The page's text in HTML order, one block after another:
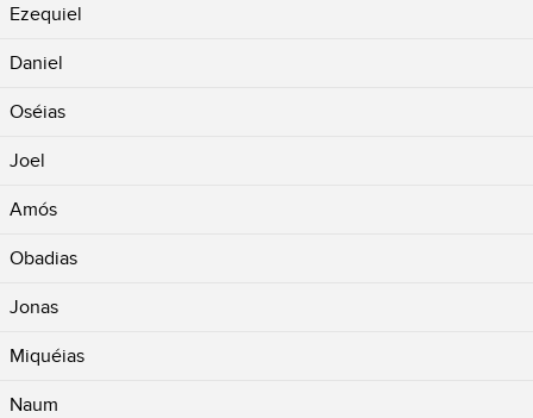
Ezequiel
Daniel
Oséias
Joel
Amós
Obadias
Jonas
Miquéias
Naum